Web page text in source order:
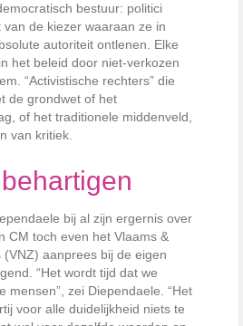
bestuur: politici
de kiezer waaraan ze in
autoriteit ontlenen. Elke
het beleid door niet-verkozen
“Activistische rechters” die
de grondwet of het
of het traditionele middenveld,
van kritiek.
bij al zijn ergernis over
CM toch even het Vlaams &
aanprees bij de eigen
“Het wordt tijd dat we
mensen”, zei Diependaele. “Het
voor alle duidelijkheid niets te